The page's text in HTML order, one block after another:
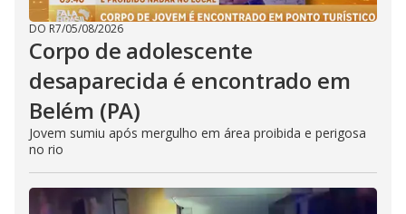
DO R7/05/08/2026
Corpo de adolescente
desaparecida é encontrado em
Belém (PA)
Jovem sumiu após mergulho em área proibida e perigosa
no rio